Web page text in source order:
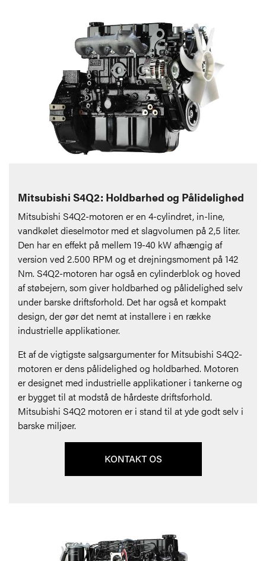
Mitsubishi S4Q2: Holdbarhed og Pålidelighed
Mitsubishi S4Q2-motoren er en 4-cylindret, in-line,
vandkølet dieselmotor med et slagvolumen på 2,5 liter.
Den har en effekt på mellem 19-40 kW afhængig af
version ved 2.500 RPM og et drejningsmoment på 142
Nm. S4Q2-motoren har også en cylinderblok og hoved
af støbejern, som giver holdbarhed og pålidelighed selv
under barske driftsforhold. Det har også et kompakt
design, der gør det nemt at installere i en række
industrielle applikationer.
Et af de vigtigste salgsargumenter for Mitsubishi S4Q2-
motoren er dens pålidelighed og holdbarhed. Motoren
er designet med industrielle applikationer i tankerne og
er bygget til at modstå de hårdeste driftsforhold.
Mitsubishi S4Q2 motoren er i stand til at yde godt selv i
barske miljøer.